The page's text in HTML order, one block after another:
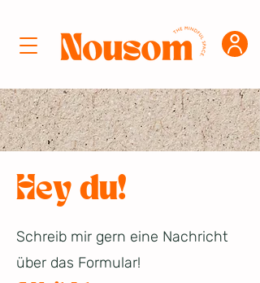
Hey du!
Schreib mir gern eine Nachricht
über das Formular!